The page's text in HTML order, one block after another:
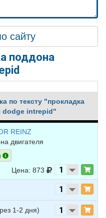
сайту
поддона
по тексту "прокладка
dodge intrepid"
REINZ
двигателя
Цена: 873
1-2 дня)